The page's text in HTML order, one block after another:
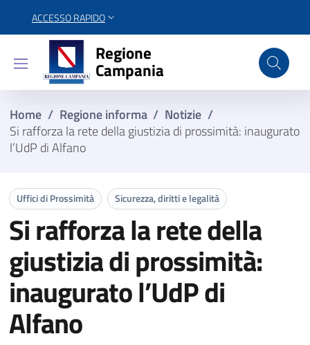
ACCESSO RAPIDO
Regione Campania
Regione
Campania
Home / Regione informa / Notizie /
Si rafforza la rete della giustizia di prossimità: inaugurato
l’UdP di Alfano
Uffici di Prossimità Sicurezza, diritti e legalità
Si rafforza la rete della
giustizia di prossimità:
inaugurato l’UdP di
Alfano